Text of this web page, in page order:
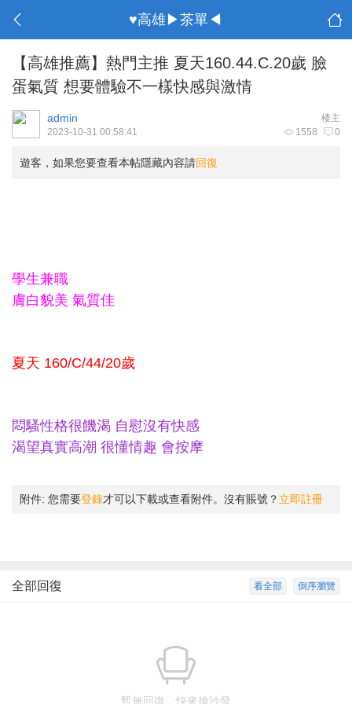
♥高雄▶茶單◀
【高雄推薦】熱門主推 夏天160.44.C.20歲 臉
蛋氣質 想要體驗不一樣快感與激情
楼主
admin
1558 0
2023-10-31 00:58:41
遊客，如果您要查看本帖隱藏內容請回復
學生兼職
膚白貌美 氣質佳
夏天 160/C/44/20歲
悶騷性格很饑渴 自慰沒有快感
渴望真實高潮 很懂情趣 會按摩
附件: 您需要登錄才可以下載或查看附件。沒有賬號？ 立即註冊
倒序瀏覽
看全部
全部回復
暫無回復，快來搶沙發